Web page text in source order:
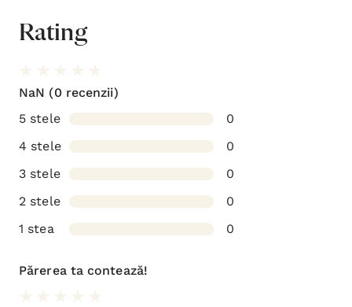
Rating
NaN (0 recenzii)
5 stele
0
4 stele
0
3 stele
0
2 stele
0
1 stea
0
Părerea ta contează!